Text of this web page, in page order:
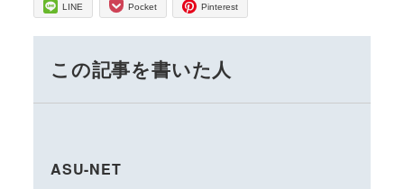
LINE Pocket Pinterest
この記事を書いた人
ASU-NET